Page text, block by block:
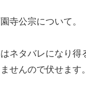
寺公宗について。
ネタバレになり
せんので伏せます。